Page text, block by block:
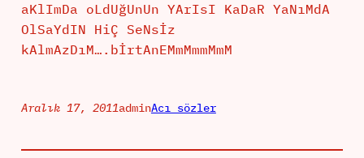
aKlImDa oLdUğUnUn YArIsI KaDaR YaNıMdA
OlSaYdIN HiÇ SeNsİz
kAlmAzDıM….bİrtAnEMmMmmMmM
Aralık 17, 2011adminAcı sözler